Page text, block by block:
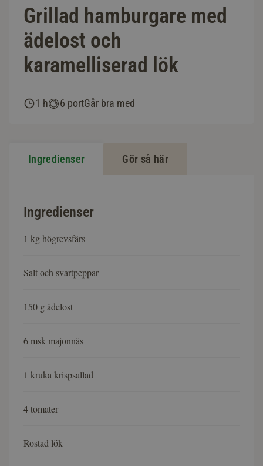
Grillad hamburgare med
ädelost och
karamelliserad lök
1 h 6 portGår bra med
Ingredienser Gör så här
Ingredienser
1 kg högrevsfärs
Salt och svartpeppar
150 g ädelost
6 msk majonnäs
1 kruka krispsallad
4 tomater
Rostad lök